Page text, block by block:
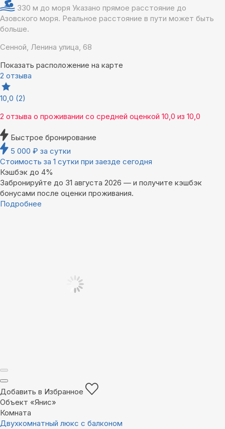
330 м до моря Указано прямое расстояние до
Азовского моря. Реальное расстояние в пути может быть
больше.
Сенной, Ленина улица, 68
Показать расположение на карте
2 отзыва
10,0 (2)
2 отзыва о проживании со средней оценкой 10,0 из 10,0
Быстрое бронирование
5 000 ₽ за сутки
Стоимость за 1 сутки при заезде сегодня
Кэшбэк до 4%
Забронируйте до 31 августа 2026 — и получите кэшбэк
бонусами после оценки проживания.
Подробнее
Добавить в Избранное
Объект «Янис»
Комната
Двухкомнатный люкс с балконом